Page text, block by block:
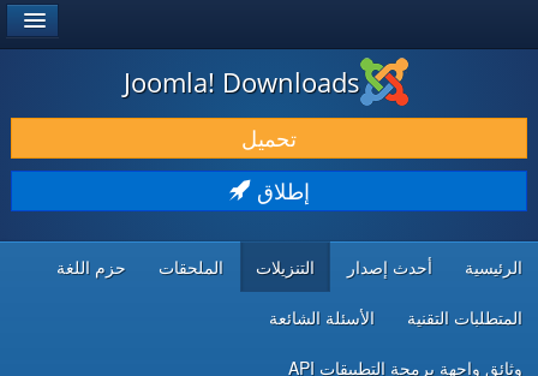
حمل & ومدد
اكتشف & تعلم
Joomla! Downloads
تحميل
إطلاق
الرئيسية أحدث إصدار التنزيلات الملحقات حزم اللغة
المتطلبات التقنية الأسئلة الشائعة
وثائق واجهة برمجة التطبيقات API